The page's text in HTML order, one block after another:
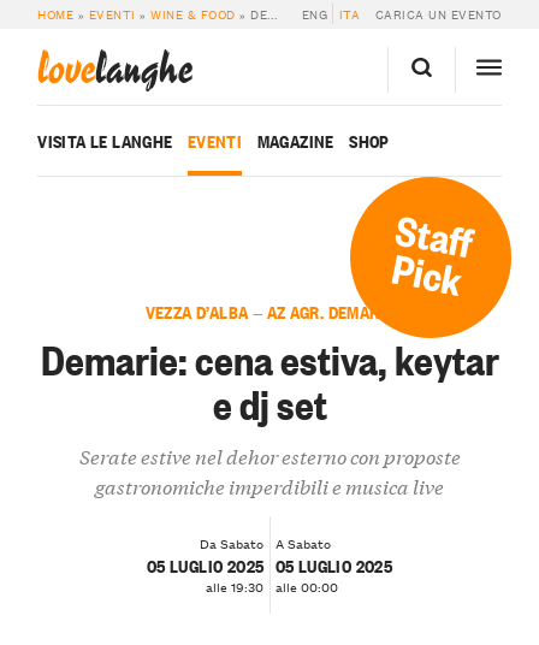
HOME » EVENTI »WINE & FOOD » DEMARIE: CENA ESTIVA, KEYTAR E DJ SET ENG ITA CARICA UN EVENTO
lovelanghe
VISITA LE LANGHE EVENTI MAGAZINE SHOP
Staff
Pick
VEZZA D’ALBA — AZ AGR. DEMARIE
Demarie: cena estiva, keytar
e dj set
Serate estive nel dehor esterno con proposte
gastronomiche imperdibili e musica live
Da Sabato
05 LUGLIO 2025
alle 19:30
A Sabato
05 LUGLIO 2025
alle 00:00